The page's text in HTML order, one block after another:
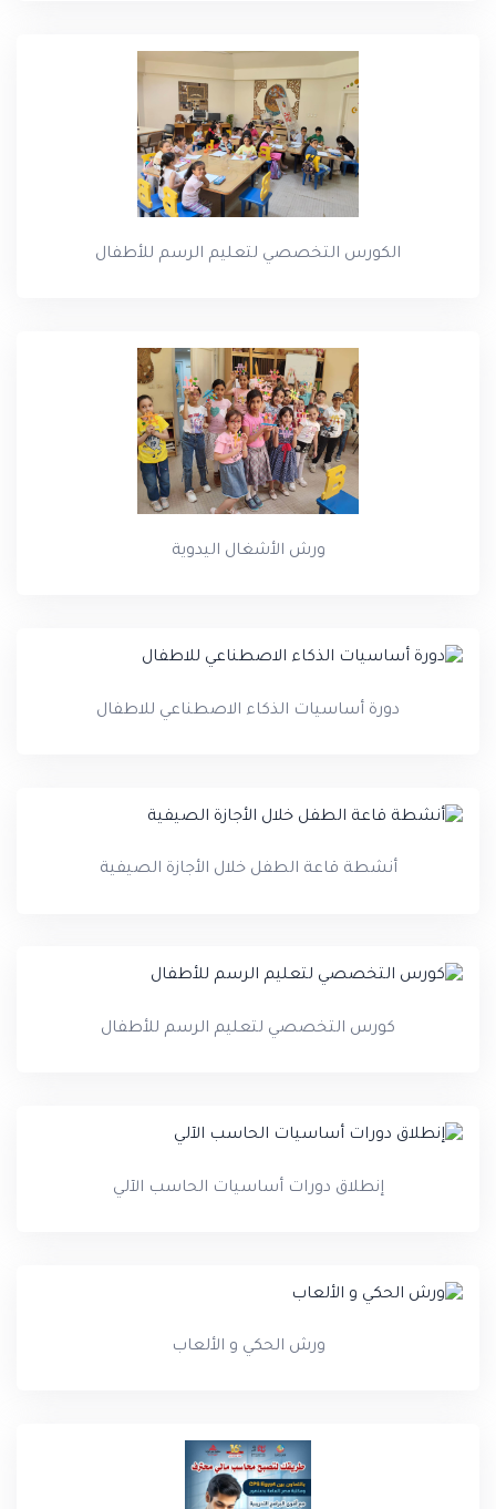
الكورس التخصصي لتعليم الرسم للأطفال
ورش الأشغال اليدوية
دورة أساسيات الذكاء الاصطناعي للاطفال
أنشطة قاعة الطفل خلال الأجازة الصيفية
كورس التخصصي لتعليم الرسم للأطفال
إنطلاق دورات أساسيات الحاسب الآلي
ورش الحكي و الألعاب